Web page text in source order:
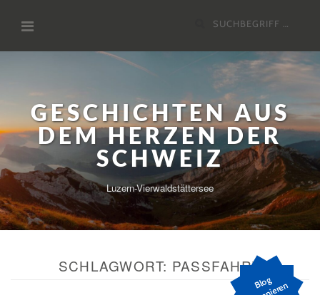
Inhalt
Suchen
GESCHICHTEN AUS
DEM HERZEN DER
SCHWEIZ
Luzern-Vierwaldstättersee
Bl
o
g
a
b
o
n
ni
er
e
SCHLAGWORT: PASSFAHRT